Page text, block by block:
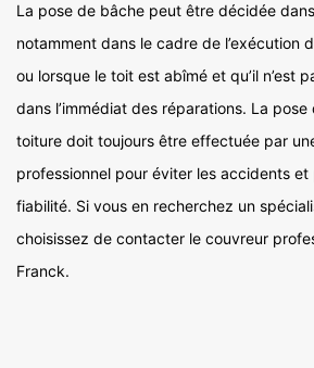
La pose de bâche peut être décidée
notamment dans le cadre de l’exécution
ou lorsque le toit est abîmé et qu’il n’est
dans l’immédiat des réparations. La pose
toiture doit toujours être effectuée par
professionnel pour éviter les accidents et
fiabilité. Si vous en recherchez un
choisissez de contacter le couvreur
Franck.